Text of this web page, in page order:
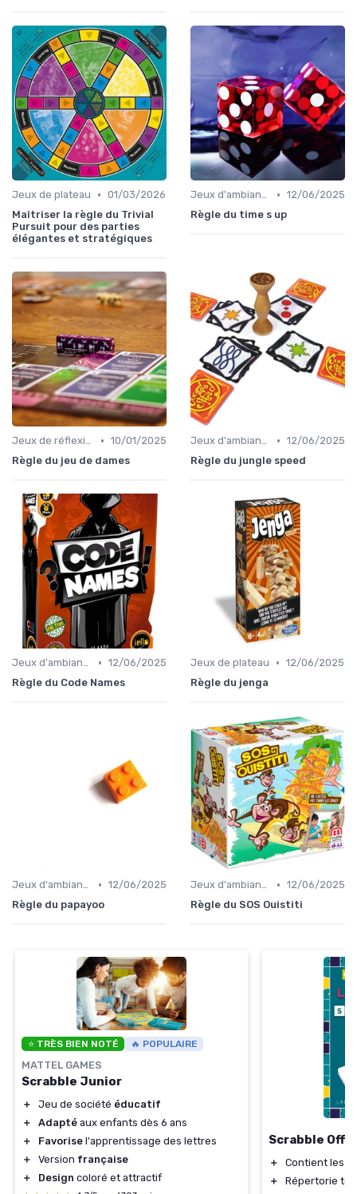
Jeux de plateau • 01/03/2026
Maîtriser la règle du Trivial
Pursuit pour des parties
élégantes et stratégiques
Jeux d'ambiance • 12/06/2025
Règle du time s up
Jeux de réflexion et logique • 10/01/2025
Règle du jeu de dames
Jeux d'ambiance • 12/06/2025
Règle du jungle speed
Jeux d'ambiance • 12/06/2025
Règle du Code Names
Jeux de plateau • 12/06/2025
Règle du jenga
Jeux d'ambiance • 12/06/2025
Règle du papayoo
Jeux d'ambiance • 12/06/2025
Règle du SOS Ouistiti
⭐ TRÈS BIEN NOTÉ 🔥 POPULAIRE
MATTEL GAMES
Scrabble Junior
＋ Jeu de société éducatif
＋
Adapté aux enfants dès 6 ans
＋
Favorise l'apprentissage des lettres
＋
Version française
＋
Design coloré et attractif
Scrabble
＋ Contient les
＋
Répertorie